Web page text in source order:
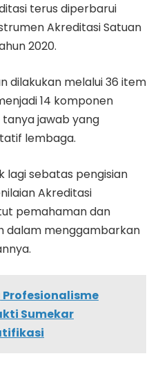
terus diperbarui
Akreditasi Satuan
2020.
dilakukan melalui 36 item
14 komponen
jawab yang
lembaga.
lagi sebatas pengisian
Akreditasi
pemahaman dan
dalam menggambarkan
Sumekar